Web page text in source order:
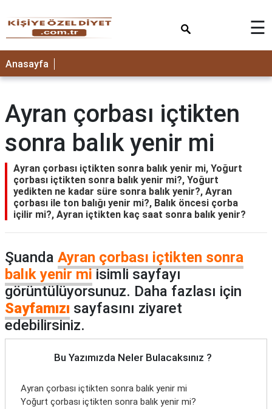
ANASAYFA
☰
Anasayfa
Ayran çorbası içtikten
sonra balık yenir mi
Ayran çorbası içtikten sonra balık yenir mi, Yoğurt
çorbası içtikten sonra balık yenir mi?, Yoğurt
yedikten ne kadar süre sonra balık yenir?, Ayran
çorbası ile ton balığı yenir mi?, Balık öncesi çorba
içilir mi?, Ayran içtikten kaç saat sonra balık yenir?
Şuanda Ayran çorbası içtikten sonra
balık yenir miisimli sayfayı
görüntülüyorsunuz. Daha fazlası için
Sayfamızı sayfasını ziyaret
edebilirsiniz.
Bu Yazımızda Neler Bulacaksınız ?
Ayran çorbası içtikten sonra balık yenir mi
Yoğurt çorbası içtikten sonra balık yenir mi?